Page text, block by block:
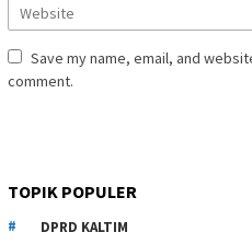
Save my name, email, and
comment.
TOPIK POPULER
DPRD KALTIM